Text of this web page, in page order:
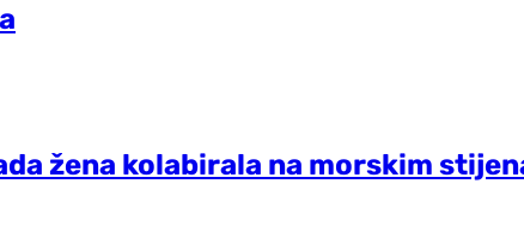
žena kolabirala na morskim